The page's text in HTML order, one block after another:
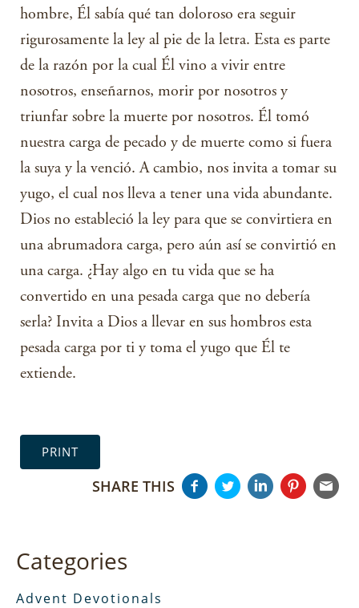
hombre, Él sabía qué tan doloroso era seguir
rigurosamente la ley al pie de la letra. Esta es parte
de la razón por la cual Él vino a vivir entre
nosotros, enseñarnos, morir por nosotros y
triunfar sobre la muerte por nosotros. Él tomó
nuestra carga de pecado y de muerte como si fuera
la suya y la venció. A cambio, nos invita a tomar su
yugo, el cual nos lleva a tener una vida abundante.
Dios no estableció la ley para que se convirtiera en
una abrumadora carga, pero aún así se convirtió en
una carga. ¿Hay algo en tu vida que se ha
convertido en una pesada carga que no debería
serla? Invita a Dios a llevar en sus hombros esta
pesada carga por ti y toma el yugo que Él te
extiende.
PRINT
SHARE THIS
Categories
Advent Devotionals